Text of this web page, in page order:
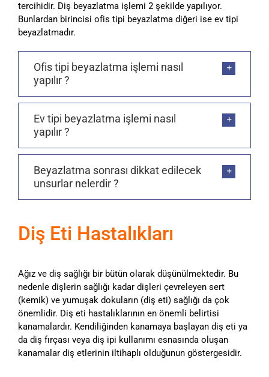
tercihidir. Diş beyazlatma işlemi 2 şekilde yapılıyor.
Bunlardan birincisi ofis tipi beyazlatma diğeri ise ev tipi
beyazlatmadır.
Ofis tipi beyazlatma işlemi nasıl
yapılır ?
Ev tipi beyazlatma işlemi nasıl
yapılır ?
Beyazlatma sonrası dikkat edilecek
unsurlar nelerdir ?
Diş Eti Hastalıkları
Ağız ve diş sağlığı bir bütün olarak düşünülmektedir. Bu
nedenle dişlerin sağlığı kadar dişleri çevreleyen sert
(kemik) ve yumuşak dokuların (diş eti) sağlığı da çok
önemlidir. Diş eti hastalıklarının en önemli belirtisi
kanamalardır. Kendiliğinden kanamaya başlayan diş eti ya
da diş fırçası veya diş ipi kullanımı esnasında oluşan
kanamalar diş etlerinin iltihaplı olduğunun göstergesidir.